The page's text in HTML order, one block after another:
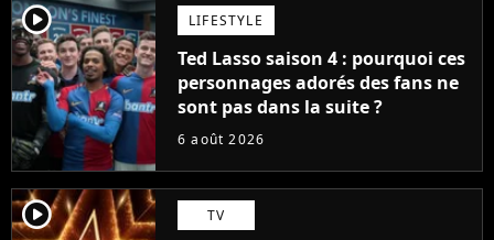
player2 LIFESTYLE
Ted Lasso saison 4 : pourquoi ces
personnages adorés des fans ne
sont pas dans la suite ?
6 août 2026
player2 TV